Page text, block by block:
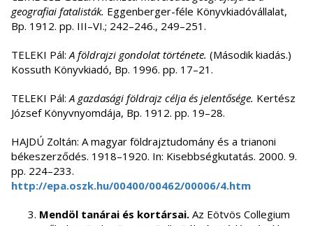
geografiai fatalisták. Eggenberger-féle Könyvkiadóvállalat,
Bp. 1912. pp. III–VI.; 242–246., 249–251.
TELEKI Pál:A földrajzi gondolat története. (Második kiadás.)
Kossuth Könyvkiadó, Bp. 1996. pp. 17–21.
TELEKI Pál:A gazdasági földrajz célja és jelentősége. Kertész
József Könyvnyomdája, Bp. 1912. pp. 19–28.
HAJDÚ Zoltán: A magyar földrajztudomány és a trianoni
békeszerződés. 1918–1920. In: Kisebbségkutatás. 2000. 9.
pp. 224–233.
http://epa.oszk.hu/00400/00462/00006/4.htm
Mendöl tanárai és kortársai. Az Eötvös Collegium